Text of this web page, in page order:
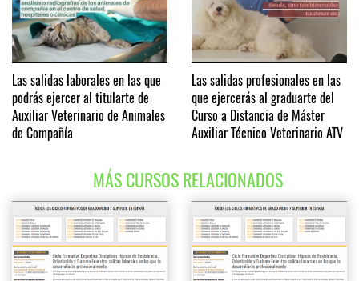
Las salidas laborales en las que
podrás ejercer al titularte de
Auxiliar Veterinario de Animales
de Compañía
Las salidas profesionales en las
que ejercerás al graduarte del
Curso a Distancia de Máster
Auxiliar Técnico Veterinario ATV
MÁS CURSOS RELACIONADOS